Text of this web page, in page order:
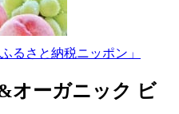
るさと納税ニッポン」
オーガニック ビ